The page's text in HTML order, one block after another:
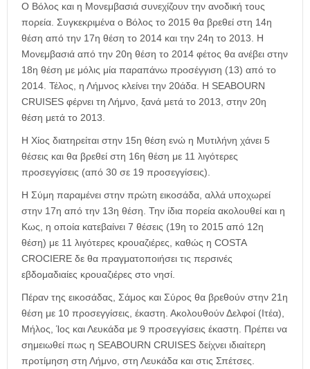
Ο Βόλος και η Μονεμβασιά συνεχίζουν την ανοδική τους
πορεία. Συγκεκριμένα ο Βόλος το 2015 θα βρεθεί στη 14η
θέση από την 17η θέση το 2014 και την 24η το 2013. Η
Μονεμβασιά από την 20η θέση το 2014 φέτος θα ανέβει στην
18η θέση με μόλις μία παραπάνω προσέγγιση (13) από το
2014. Τέλος, η Λήμνος κλείνει την 20άδα. Η SEABOURN
CRUISES φέρνει τη Λήμνο, ξανά μετά το 2013, στην 20η
θέση μετά το 2013.
Η Χίος διατηρείται στην 15η θέση ενώ η Μυτιλήνη χάνει 5
θέσεις και θα βρεθεί στη 16η θέση με 11 λιγότερες
προσεγγίσεις (από 30 σε 19 προσεγγίσεις).
Η Σύμη παραμένει στην πρώτη εικοσάδα, αλλά υποχωρεί
στην 17η από την 13η θέση. Την ίδια πορεία ακολουθεί και η
Κως, η οποία κατεβαίνει 7 θέσεις (19η το 2015 από 12η
θέση) με 11 λιγότερες κρουαζιέρες, καθώς η COSTA
CROCIERE δε θα πραγματοποιήσει τις περσινές
εβδομαδιαίες κρουαζιέρες στο νησί.
Πέραν της εικοσάδας, Σάμος και Σύρος θα βρεθούν στην 21η
θέση με 10 προσεγγίσεις, έκαστη. Ακολουθούν Δελφοί (Ιτέα),
Μήλος, Ίος και Λευκάδα με 9 προσεγγίσεις έκαστη. Πρέπει να
σημειωθεί πως η SEABOURN CRUISES δείχνει ιδιαίτερη
προτίμηση στη Λήμνο, στη Λευκάδα και στις Σπέτσες.